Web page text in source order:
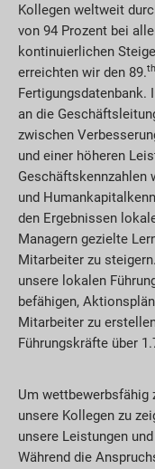
Kollegen weltweit
von 94 Prozent bei
kontinuierlichen
erreichten wir den 89.th
Fertigungsdatenbank.
an die
zwischen
und einer höheren
Geschäftskennzahlen
und
den Ergebnissen
Managern gezielte
Mitarbeiter zu
unsere lokalen
befähigen,
Mitarbeiter zu
Führungskräfte über
Um wettbewerbsfähig
unsere Kollegen zu
unsere Leistungen
Während die